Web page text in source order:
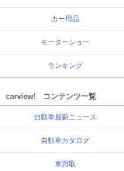
カー用品
モーターショー
ランキング
carview! コンテンツ一覧
自動車最新ニュース
自動車カタログ
車買取